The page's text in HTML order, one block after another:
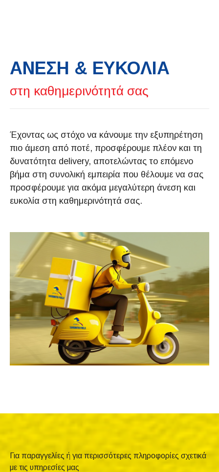
ΑΝΕΣΗ & ΕΥΚΟΛΙΑ
στη καθημερινότητά σας
Έχοντας ως στόχο να κάνουμε την εξυπηρέτηση
πιο άμεση από ποτέ, προσφέρουμε πλέον και τη
δυνατότητα delivery, αποτελώντας το επόμενο
βήμα στη συνολική εμπειρία που θέλουμε να σας
προσφέρουμε για ακόμα μεγαλύτερη άνεση και
ευκολία στη καθημερινότητά σας.
Για παραγγελίες ή για περισσότερες πληροφορίες σχετικά
με τις υπηρεσίες μας